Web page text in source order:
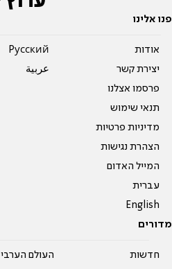
פנו אלינו
אודות
יצירת קשר
פרסמו אצלנו
תנאי שימוש
מדיניות פרטיות
הצהרת נגישות
המייל האדום
עברית
English
Pусский
عربية
מדורים
חדשות
העולם הערבי